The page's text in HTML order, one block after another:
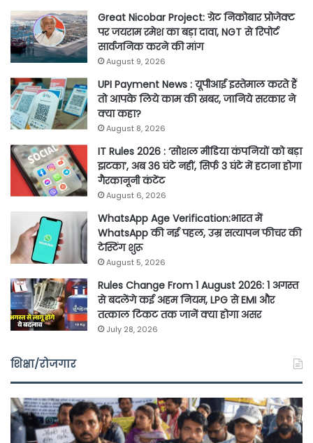
Great Nicobar Project: ग्रेट निकोबार प्रोजेक्ट
पर जयराम रमेश का बड़ा दावा, NGT से रिपोर्ट
सार्वजनिक करने की मांग
August 9, 2026
UPI Payment News : यूपीआई इस्तेमाल करते हैं
तो आपके लिये काम की खबर, जानिये सरकार ने
क्या कहा?
August 8, 2026
IT Rules 2026 : ‘सोशल मीडिया कंपनियों को बड़ा
झटका’, अब 36 घंटे नहीं, सिर्फ 3 घंटे में हटाना होगा
गैरकानूनी कंटेंट
August 6, 2026
WhatsApp Age Verification:भारत में
WhatsApp की नई पहल, उम्र सत्यापन फीचर की
टेस्टिंग शुरू
August 5, 2026
Rules Change From 1 August 2026: 1 अगस्त
से बदलेंगे कई अहम नियम, LPG से EMI और
तत्काल टिकट तक जानें क्या होगा असर
July 28, 2026
शिक्षा/रोजगार